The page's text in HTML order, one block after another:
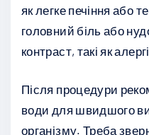
як легке печіння або
головний біль або
контраст, такі як
Після процедури
води для швидшого
організму. Треба